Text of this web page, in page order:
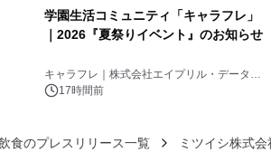
学園生活コミュニティ「キャラフレ」
｜2026『夏祭りイベント』のお知らせ
キャラフレ｜株式会社エイプリル・データ・
デザインズ
17時間前
食のプレスリリース一覧 ミツイシ株式会